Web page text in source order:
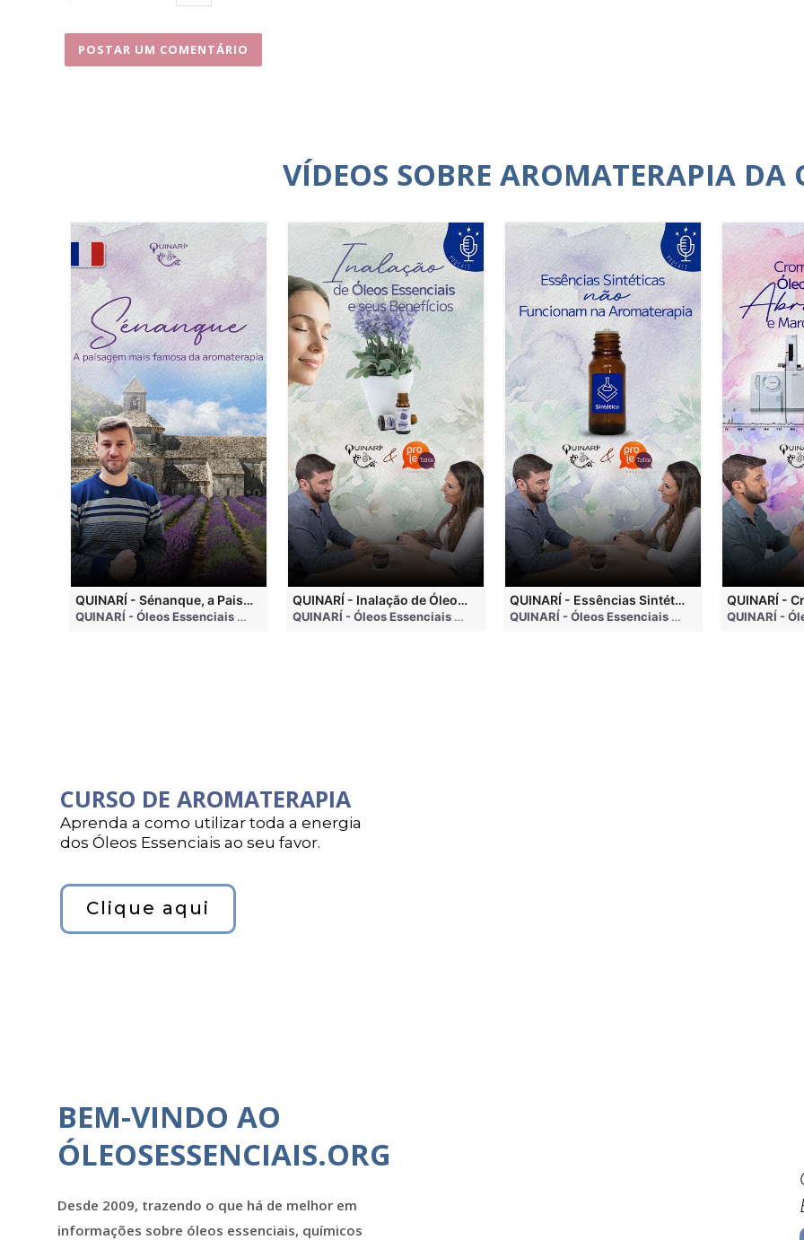
VÍDEOS SOBRE AROMATERAPIA DA
• 4 months ago
QUINARÍ - Sénanque, a Paisagem Mais Famosa da Aromaterapia
QUINARÍ - Óleos Essenciais e Aromaterapia • 3 weeks ago
QUINARÍ - Inalação de Óleos Essenciais e Seus Benefícios
QUINARÍ - Óleos Essenciais e Aromaterapia • 3 months ago
QUINARÍ - Essências Sintéticas NÃO Funcionam na Aromaterapia
QUINARÍ - Óleos Essenciais e Aromaterapia • 3
CURSO DE AROMATERAPIA
Aprenda a como utilizar toda a energia
dos Óleos Essenciais ao seu favor.
Clique aqui
BEM-VINDO AO
ÓLEOSESSENCIAIS.ORG
Desde 2009, trazendo o que há de melhor em
informações sobre óleos essenciais, químicos